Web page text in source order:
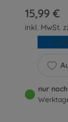
15,99 €
inkl. MwSt.
In
nur